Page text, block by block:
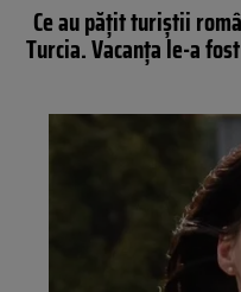
Ce au pățit turiștii
Turcia. Vacanța le-a